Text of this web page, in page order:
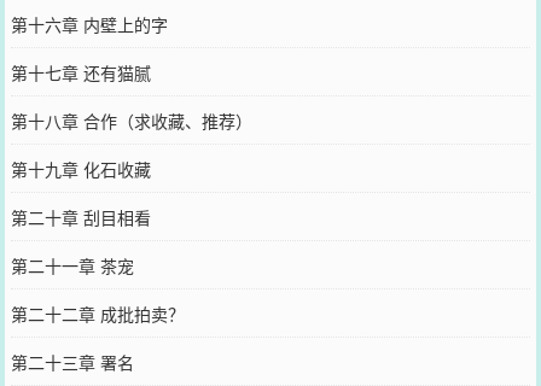
第十六章 内壁上的字
第十七章 还有猫腻
第十八章 合作（求收藏、推荐）
第十九章 化石收藏
第二十章 刮目相看
第二十一章 茶宠
第二十二章 成批拍卖？
第二十三章 署名